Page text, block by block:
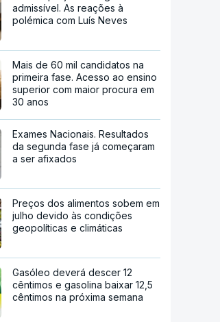
admissível. As reações à
polémica com Luís Neves
Mais de 60 mil candidatos na
primeira fase. Acesso ao ensino
superior com maior procura em
30 anos
Exames Nacionais. Resultados
da segunda fase já começaram
a ser afixados
Preços dos alimentos sobem em
julho devido às condições
geopolíticas e climáticas
Gasóleo deverá descer 12
cêntimos e gasolina baixar 12,5
cêntimos na próxima semana